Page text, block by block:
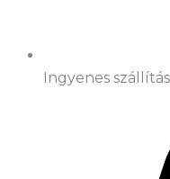
Ingyenes